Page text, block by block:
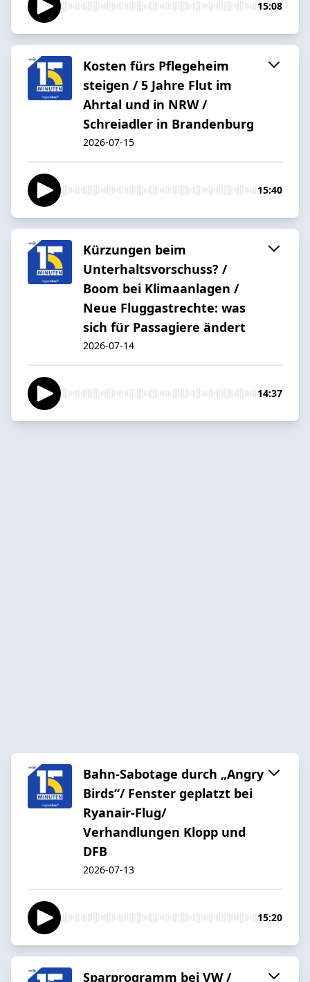
15:08
Kosten fürs Pflegeheim
steigen / 5 Jahre Flut im
Ahrtal und in NRW /
Schreiadler in Brandenburg
2026-07-15
15:40
Kürzungen beim
Unterhaltsvorschuss? /
Boom bei Klimaanlagen /
Neue Fluggastrechte: was
sich für Passagiere ändert
2026-07-14
14:37
Bahn-Sabotage durch „Angry
Birds“/ Fenster geplatzt bei
Ryanair-Flug/
Verhandlungen Klopp und
DFB
2026-07-13
15:20
Sparprogramm bei VW /